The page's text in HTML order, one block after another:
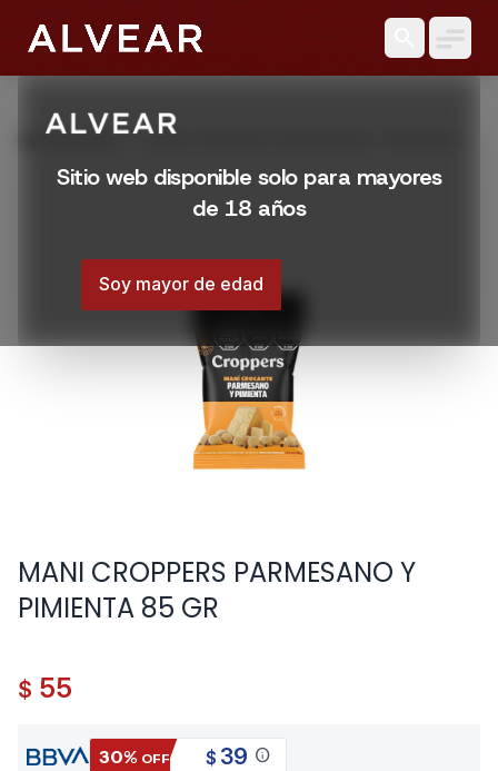
Sitio web disponible solo para mayores
de 18 años
Soy mayor de edad
Productos
MANI CROPPERS PARMESANO Y PIMIENTA
MANI CROPPERS PARMESANO Y
PIMIENTA 85 GR
$ 55
30% OFF $ 39 info